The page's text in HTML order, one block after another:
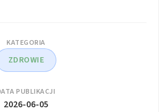
KATEGORIA
ZDROWIE
PUBLIKACJI
2026-06-05